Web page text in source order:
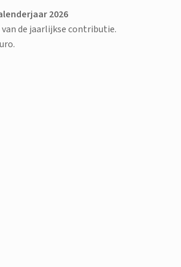
2026
de jaarlijkse contributie.